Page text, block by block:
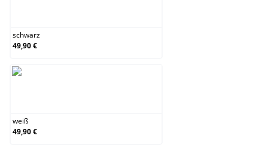
schwarz
49,90 €
weiß
49,90 €